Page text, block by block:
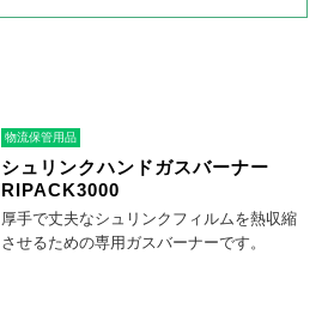
物流保管用品
シュリンクハンドガスバーナー
RIPACK3000
厚手で丈夫なシュリンクフィルムを熱収縮
させるための専用ガスバーナーです。